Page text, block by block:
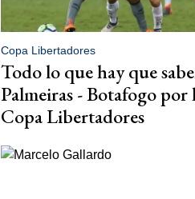
Copa Libertadores
Todo lo que hay que
Palmeiras - Botafogo por
Copa Libertadores